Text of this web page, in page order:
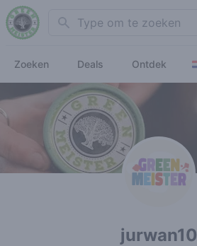
Search
Zoeken Deals Ontdek
jurwan10